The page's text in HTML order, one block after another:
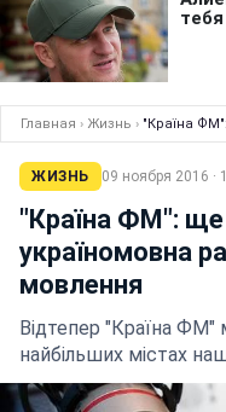
Главная › Жизнь › "Країна
ЖИЗНЬ 09 ноября 2016 ·
"Країна ФМ":
україномовна
мовлення
Відтепер "Країна
найбільших містах